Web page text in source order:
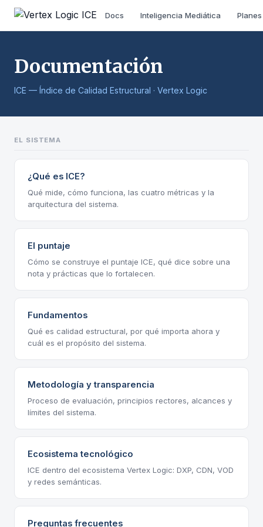
Docs Inteligencia Mediática Planes
Documentación
ICE — Índice de Calidad Estructural · Vertex Logic
EL SISTEMA
¿Qué es ICE?
Qué mide, cómo funciona, las cuatro métricas y la
arquitectura del sistema.
El puntaje
Cómo se construye el puntaje ICE, qué dice sobre una
nota y prácticas que lo fortalecen.
Fundamentos
Qué es calidad estructural, por qué importa ahora y
cuál es el propósito del sistema.
Metodología y transparencia
Proceso de evaluación, principios rectores, alcances y
límites del sistema.
Ecosistema tecnológico
ICE dentro del ecosistema Vertex Logic: DXP, CDN, VOD
y redes semánticas.
Preguntas frecuentes